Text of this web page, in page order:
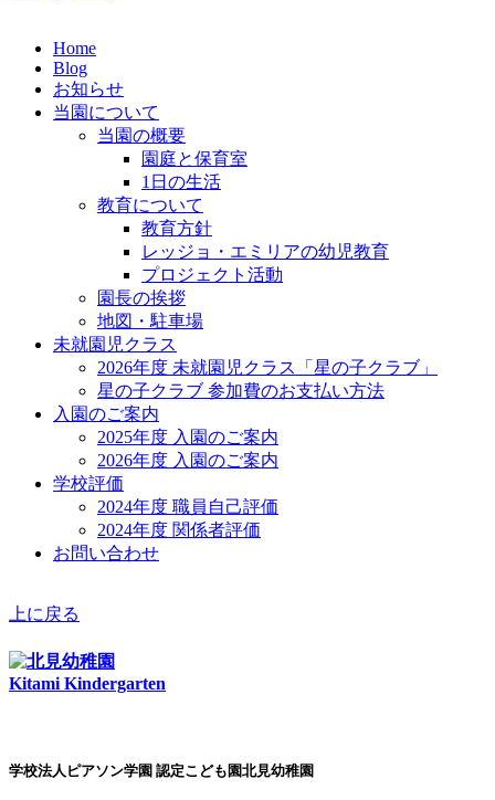
Home
Blog
お知らせ
当園について
当園の概要
園庭と保育室
1日の生活
教育について
教育方針
レッジョ・エミリアの幼児教育
プロジェクト活動
園長の挨拶
地図・駐車場
未就園児クラス
2026年度 未就園児クラス「星の子クラブ」
星の子クラブ 参加費のお支払い方法
入園のご案内
2025年度 入園のご案内
2026年度 入園のご案内
学校評価
2024年度 職員自己評価
2024年度 関係者評価
お問い合わせ
上に戻る
Kitami Kindergarten
学校法人ピアソン学園 認定こども園北見幼稚園